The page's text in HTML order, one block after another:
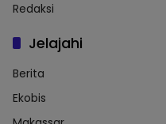
Redaksi
Jelajahi
Berita
Ekobis